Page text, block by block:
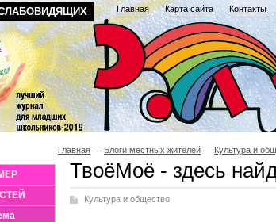
Главная Карта сайта Контакты
Главная Блоги местных жителей Культура и
ТвоёМоё - здесь
Культура и общество